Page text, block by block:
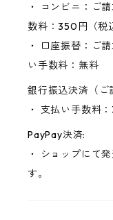
・ コンビニ：ご
数料：350円（税
・ 口座振替：ご
い手数料：無料
銀行振込決済（ご
・ 支払い手数料
PayPay決済:
・ ショップにて
す。